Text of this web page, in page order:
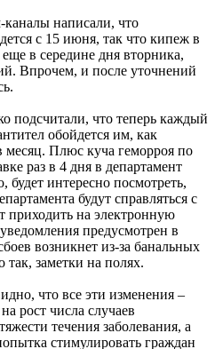
написали, что
с 15 июня, так что кипеж в
в середине дня вторника,
Впрочем, и после уточнений
подсчитали, что теперь каждый
обойдется им, как
Плюс куча геморроя по
раз в 4 дня в департамент
будет интересно посмотреть,
будут справляться с
приходить на электронную
предусмотрен в
возникнет из-за банальных
заметки на полях.
что все эти изменения –
рост числа случаев
течения заболевания, а
стимулировать граждан